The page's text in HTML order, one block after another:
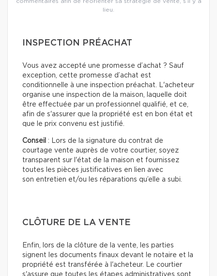
lieu.
INSPECTION PRÉACHAT
Vous avez accepté une promesse d’achat ? Sauf
exception, cette promesse d’achat est
conditionnelle à une inspection préachat. L'acheteur
organise une inspection de la maison, laquelle doit
être effectuée par un professionnel qualifié, et ce,
afin de s'assurer que la propriété est en bon état et
que le prix convenu est justifié.
Conseil : Lors de la signature du contrat de
courtage vente auprès de votre courtier, soyez
transparent sur l'état de la maison et fournissez
toutes les pièces justificatives en lien avec
son entretien et/ou les réparations qu’elle a subi.
CLÔTURE DE LA VENTE
Enfin, lors de la clôture de la vente, les parties
signent les documents finaux devant le notaire et la
propriété est transférée à l'acheteur. Le courtier
s'assure que toutes les étapes administratives sont